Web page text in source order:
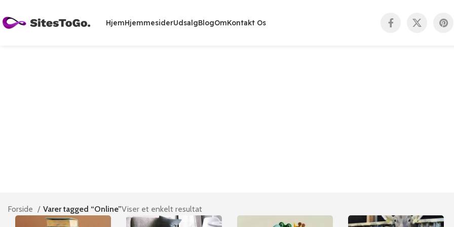
HjemHjemmesiderUdsalgBlogOmKontakt Os
Forside Varer tagged “Online”Viser et enkelt resultat